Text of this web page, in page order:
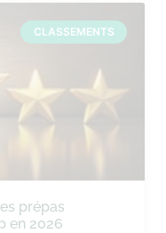
CLASSEMENTS
prépas
en 2026